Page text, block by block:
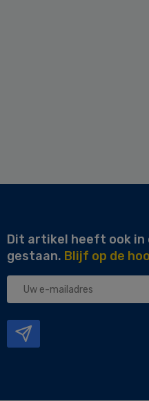
Dit artikel heeft ook in
gestaan. Blijf op de
Uw